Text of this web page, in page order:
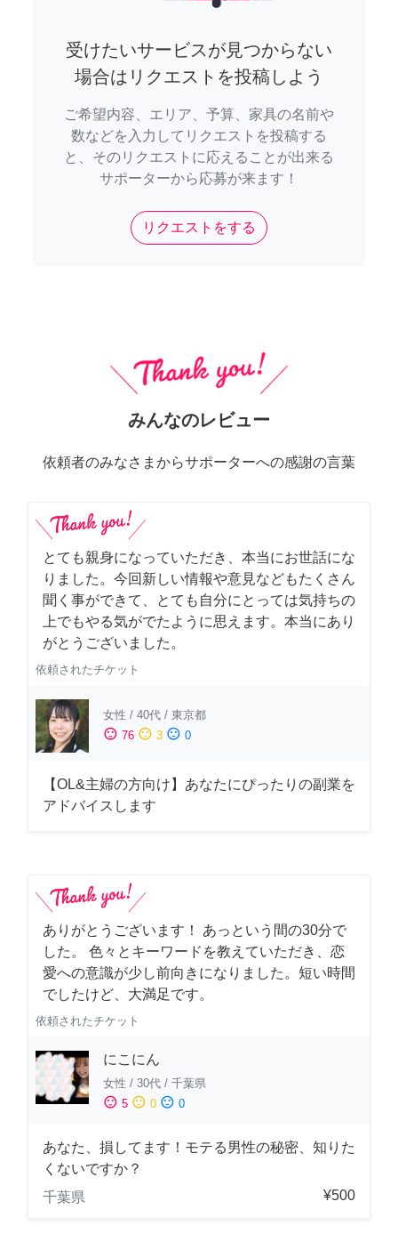
受けたいサービスが見つからない
場合はリクエストを投稿しよう
ご希望内容、エリア、予算、家具の名前や
数などを入力してリクエストを投稿する
と、そのリクエストに応えることが出来る
サポーターから応募が来ます！
リクエストをする
みんなのレビュー
依頼者のみなさまからサポーターへの感謝の言葉
とても親身になっていただき、本当にお世話にな
りました。今回新しい情報や意見などもたくさん
聞く事ができて、とても自分にとっては気持ちの
上でもやる気がでたように思えます。本当にあり
がとうございました。
依頼されたチケット
女性 / 40代 / 東京都
sentiment_satisfied 76 sentiment_neutral 3 sentiment_dissatisfied 0
【OL&主婦の方向け】あなたにぴったりの副業を
アドバイスします
ありがとうございます！ あっという間の30分で
した。 色々とキーワードを教えていただき、恋
愛への意識が少し前向きになりました。短い時間
でしたけど、大満足です。
依頼されたチケット
にこにん
女性 / 30代 / 千葉県
sentiment_satisfied 5 sentiment_neutral 0 sentiment_dissatisfied 0
あなた、損してます！モテる男性の秘密、知りた
くないですか？
千葉県
¥500